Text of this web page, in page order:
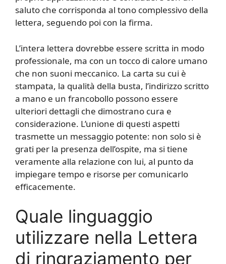
saluto che corrisponda al tono complessivo della
lettera, seguendo poi con la firma.
L’intera lettera dovrebbe essere scritta in modo
professionale, ma con un tocco di calore umano
che non suoni meccanico. La carta su cui è
stampata, la qualità della busta, l’indirizzo scritto
a mano e un francobollo possono essere
ulteriori dettagli che dimostrano cura e
considerazione. L’unione di questi aspetti
trasmette un messaggio potente: non solo si è
grati per la presenza dell’ospite, ma si tiene
veramente alla relazione con lui, al punto da
impiegare tempo e risorse per comunicarlo
efficacemente.
Quale linguaggio
utilizzare nella Lettera
di ringraziamento per